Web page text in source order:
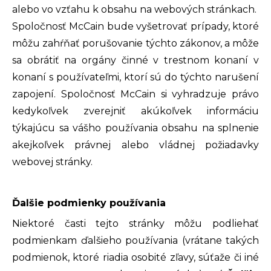
alebo vo vzťahu k obsahu na webových stránkach.
Spoločnosť McCain bude vyšetrovať prípady, ktoré
môžu zahŕňať porušovanie týchto zákonov, a môže
sa obrátiť na orgány činné v trestnom konaní v
konaní s používateľmi, ktorí sú do týchto narušení
zapojení. Spoločnosť McCain si vyhradzuje právo
kedykoľvek zverejniť akúkoľvek informáciu
týkajúcu sa vášho používania obsahu na splnenie
akejkoľvek právnej alebo vládnej požiadavky
webovej stránky.
Ďalšie podmienky používania
Niektoré časti tejto stránky môžu podliehať
podmienkam ďalšieho používania (vrátane takých
podmienok, ktoré riadia osobité zľavy, súťaže či iné